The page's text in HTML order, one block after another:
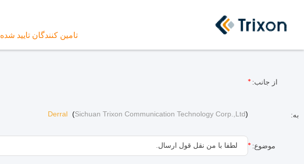
تامین کنندگان تایید شده
از جانب:
به: Derral (Sichuan Trixon Communication Technology Corp.,Ltd)
موضوع: